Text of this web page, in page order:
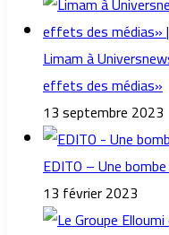
Limam à
effets des médias»
13 septembre 2023
EDITO – Une
13 février 2023